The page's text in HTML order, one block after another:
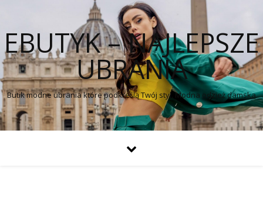
EBUTYK – NAJLEPSZE
UBRANIA
Butik modne ubrania które podkreślą Twój styl. Modna odzież damska